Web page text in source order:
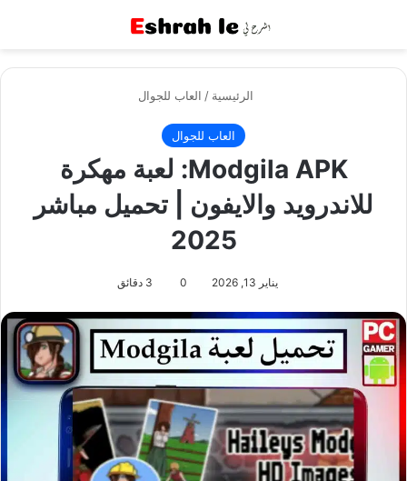
الرئيسية / العاب للجوال
العاب للجوال
Modgila APK: لعبة مهكرة
للاندرويد والايفون | تحميل مباشر
2025
يناير 13, 2026 0